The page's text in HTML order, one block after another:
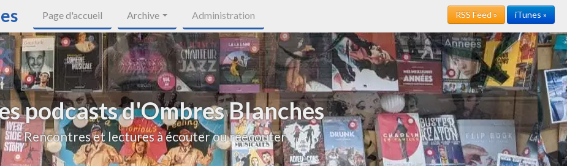
Page d'accueil Archive Administration RSS Feed » iTunes »
podcasts d'Ombres Blanches
Rencontres et lectures à écouter ou réécouter